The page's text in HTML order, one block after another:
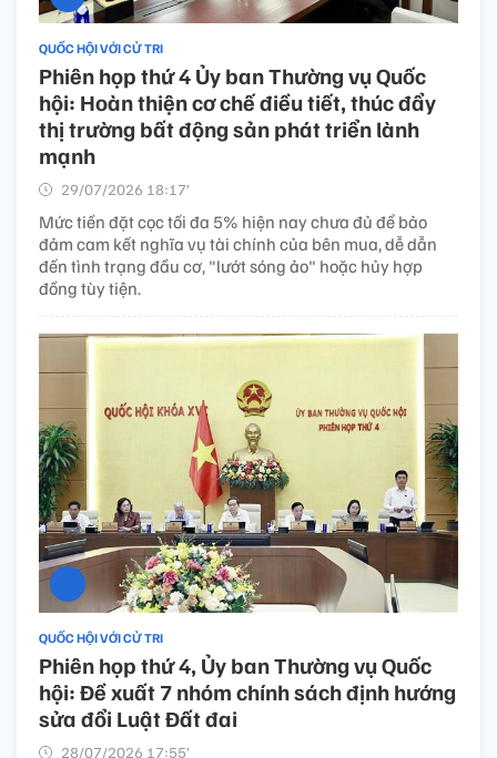
QUỐC HỘI VỚI CỬ TRI
Phiên họp thứ 4 Ủy ban Thường vụ Quốc
hội: Hoàn thiện cơ chế điều tiết, thúc đẩy
thị trường bất động sản phát triển lành
mạnh
29/07/2026 18:17’
Mức tiền đặt cọc tối đa 5% hiện nay chưa đủ để bảo
đảm cam kết nghĩa vụ tài chính của bên mua, dễ dẫn
đến tình trạng đầu cơ, "lướt sóng ảo" hoặc hủy hợp
đồng tùy tiện.
QUỐC HỘI VỚI CỬ TRI
Phiên họp thứ 4, Ủy ban Thường vụ Quốc
hội: Đề xuất 7 nhóm chính sách định hướng
sửa đổi Luật Đất đai
28/07/2026 17:55’